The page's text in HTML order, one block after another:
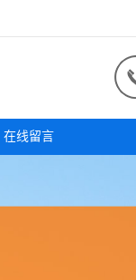
在线留言